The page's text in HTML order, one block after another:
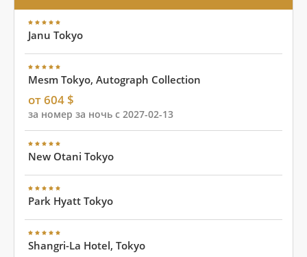
Janu Tokyo
Mesm Tokyo, Autograph Collection
от 604 $
за номер за ночь с 2027-02-13
New Otani Tokyo
Park Hyatt Tokyo
Shangri-La Hotel, Tokyo